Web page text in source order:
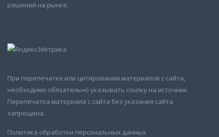
решений на рынке.
При перепечатке или цитировании материалов с сайта,
необходимо обязательно указывать ссылку на источник.
Перепечатка материала с сайта без указания сайта
запрещена.
Политика обработки персональных данных